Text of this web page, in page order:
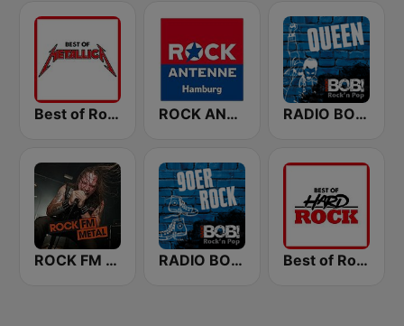
Best of Rock - Metallica ROCK ANTENNE Hamburg RADIO BOB! Queen
ROCK FM METAL RADIO BOB! 90er Rock Best of Rock - Hard Rock.FM